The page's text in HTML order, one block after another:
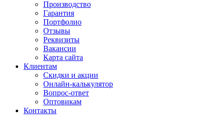
Производство
Гарантия
Портфолио
Отзывы
Реквизиты
Вакансии
Карта сайта
Клиентам
Скидки и акции
Онлайн-калькулятор
Вопрос-ответ
Оптовикам
Контакты